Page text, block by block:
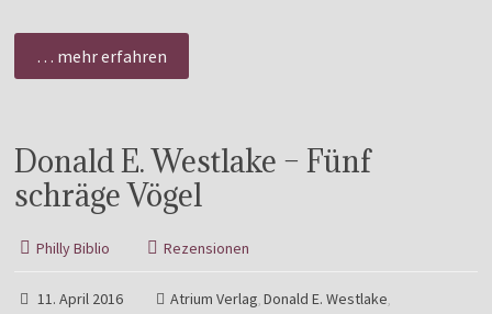
… mehr erfahren
Donald E. Westlake – Fünf
schräge Vögel
Philly Biblio Rezensionen
11. April 2016 Atrium Verlag ,Donald E. Westlake